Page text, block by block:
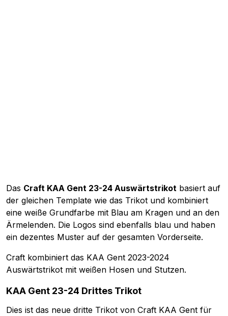
Das Craft KAA Gent 23-24 Auswärtstrikot basiert auf
der gleichen Template wie das Trikot und kombiniert
eine weiße Grundfarbe mit Blau am Kragen und an den
Ärmelenden. Die Logos sind ebenfalls blau und haben
ein dezentes Muster auf der gesamten Vorderseite.
Craft kombiniert das KAA Gent 2023-2024
Auswärtstrikot mit weißen Hosen und Stutzen.
KAA Gent 23-24 Drittes Trikot
Dies ist das neue dritte Trikot von Craft KAA Gent für